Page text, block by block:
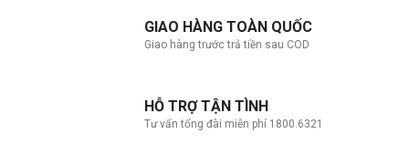
GIAO HÀNG TOÀN QUỐC
Giao hàng trước trả tiền sau COD
HỖ TRỢ TẬN TÌNH
Tư vấn tổng đài miễn phí 1800.6321